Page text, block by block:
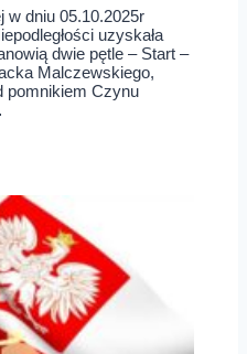
w dniu 05.10.2025r
uzyskała
dwie pętle – Start –
Malczewskiego,
pomnikiem Czynu